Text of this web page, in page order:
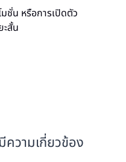
มชั่น หรือการเปิดตัว
สั้น
วามเกี่ยวข้อง